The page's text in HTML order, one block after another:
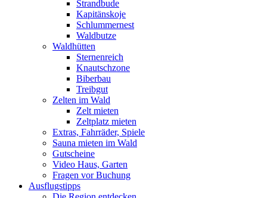
Strandbude
Kapitänskoje
Schlummernest
Waldbutze
Waldhütten
Sternenreich
Knautschzone
Biberbau
Treibgut
Zelten im Wald
Zelt mieten
Zeltplatz mieten
Extras, Fahrräder, Spiele
Sauna mieten im Wald
Gutscheine
Video Haus, Garten
Fragen vor Buchung
Ausflugstipps